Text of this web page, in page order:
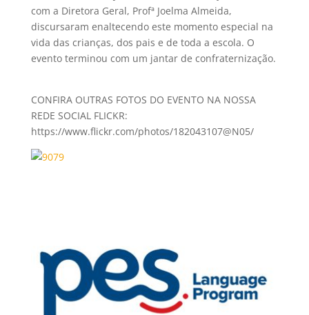
com a Diretora Geral, Profª Joelma Almeida,
discursaram enaltecendo este momento especial na
vida das crianças, dos pais e de toda a escola. O
evento terminou com um jantar de confraternização.
CONFIRA OUTRAS FOTOS DO EVENTO NA NOSSA
REDE SOCIAL FLICKR:
https://www.flickr.com/photos/182043107@N05/